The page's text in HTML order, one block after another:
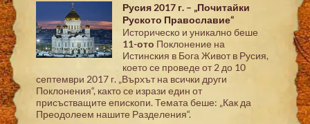
Русия 2017 г. – „Почитайки
Руското Православие“
Историческо и уникално беше
11-ото Поклонение на
Истинския в Бога Живот в Русия,
което се проведе от 2 до 10
септември 2017 г. „Върхът на всички други
Поклонения“, както се изрази един от
присъстващите епископи. Темата беше: „Как да
Преодолеем нашите Разделения“.